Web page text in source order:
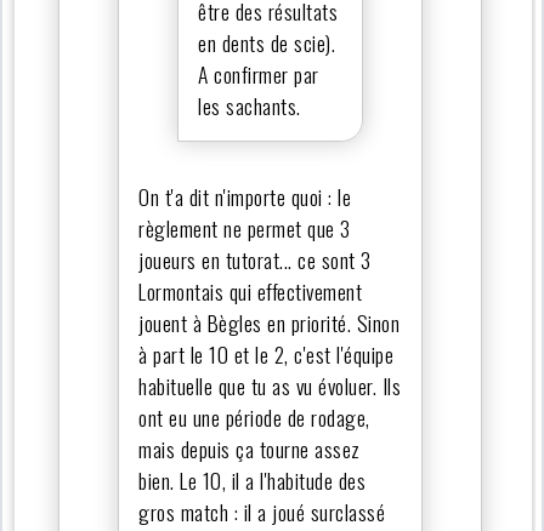
être des résultats
en dents de scie).
A confirmer par
les sachants.
On t'a dit n'importe quoi : le
règlement ne permet que 3
joueurs en tutorat... ce sont 3
Lormontais qui effectivement
jouent à Bègles en priorité. Sinon
à part le 10 et le 2, c'est l'équipe
habituelle que tu as vu évoluer. Ils
ont eu une période de rodage,
mais depuis ça tourne assez
bien. Le 10, il a l'habitude des
gros match : il a joué surclassé